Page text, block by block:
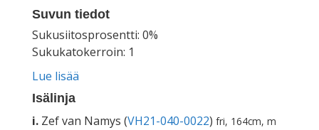
Suvun tiedot
Sukusiitosprosentti: 0%
Sukukatokerroin: 1
Lue lisää
Isälinja
i. Zef van Namys (VH21-040-0022) fri, 164cm, m